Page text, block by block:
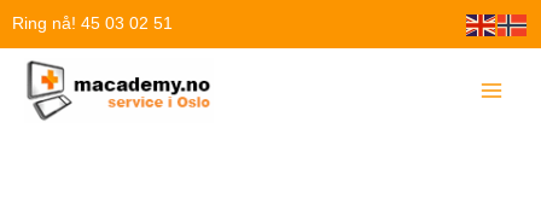
Hopp
innholdet
Ring nå! 45 03 02 51